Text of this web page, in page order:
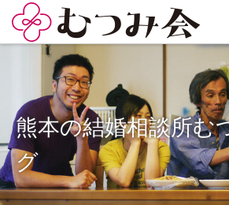
熊本の結婚相談所む
グ